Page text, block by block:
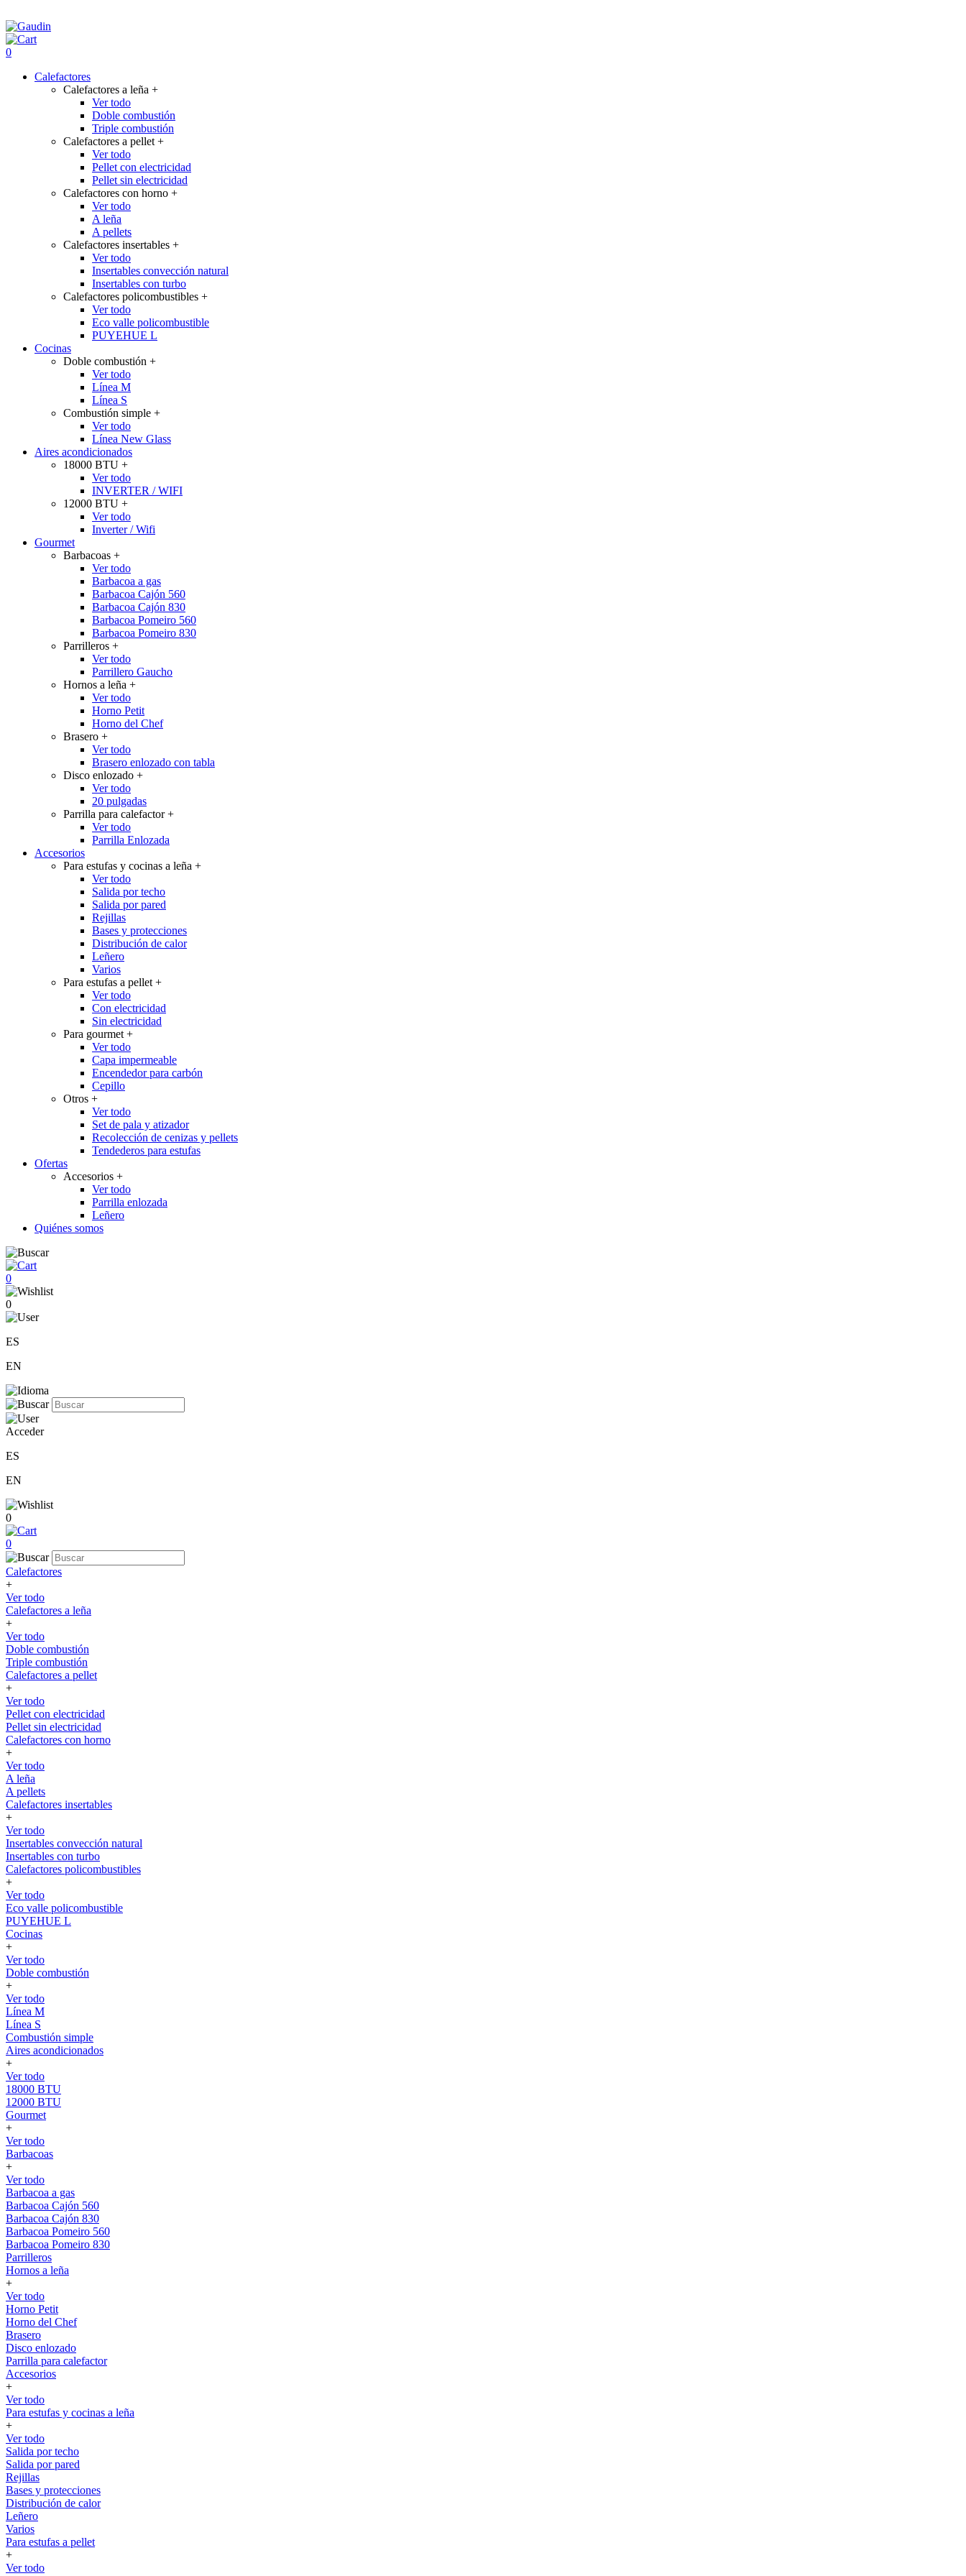
0
Calefactores
Calefactores a leña +
Ver todo
Doble combustión
Triple combustión
Calefactores a pellet +
Ver todo
Pellet con electricidad
Pellet sin electricidad
Calefactores con horno +
Ver todo
A leña
A pellets
Calefactores insertables +
Ver todo
Insertables convección natural
Insertables con turbo
Calefactores policombustibles +
Ver todo
Eco valle policombustible
PUYEHUE L
Cocinas
Doble combustión +
Ver todo
Línea M
Línea S
Combustión simple +
Ver todo
Línea New Glass
Aires acondicionados
18000 BTU +
Ver todo
INVERTER / WIFI
12000 BTU +
Ver todo
Inverter / Wifi
Gourmet
Barbacoas +
Ver todo
Barbacoa a gas
Barbacoa Cajón 560
Barbacoa Cajón 830
Barbacoa Pomeiro 560
Barbacoa Pomeiro 830
Parrilleros +
Ver todo
Parrillero Gaucho
Hornos a leña +
Ver todo
Horno Petit
Horno del Chef
Brasero +
Ver todo
Brasero enlozado con tabla
Disco enlozado +
Ver todo
20 pulgadas
Parrilla para calefactor+
Ver todo
Parrilla Enlozada
Accesorios
Para estufas y cocinas a leña +
Ver todo
Salida por techo
Salida por pared
Rejillas
Bases y protecciones
Distribución de calor
Leñero
Varios
Para estufas a pellet +
Ver todo
Con electricidad
Sin electricidad
Para gourmet +
Ver todo
Capa impermeable
Encendedor para carbón
Cepillo
Otros +
Ver todo
Set de pala y atizador
Recolección de cenizas y pellets
Tendederos para estufas
Ofertas
Accesorios +
Ver todo
Parrilla enlozada
Leñero
Quiénes somos
0
0
ES
EN
Acceder
ES
EN
0
0
Calefactores
+
Ver todo
Calefactores a leña
+
Ver todo
Doble combustión
Triple combustión
Calefactores a pellet
+
Ver todo
Pellet con electricidad
Pellet sin electricidad
Calefactores con horno
+
Ver todo
A leña
A pellets
Calefactores insertables
+
Ver todo
Insertables convección natural
Insertables con turbo
Calefactores policombustibles
+
Ver todo
Eco valle policombustible
PUYEHUE L
Cocinas
+
Ver todo
Doble combustión
+
Ver todo
Línea M
Línea S
Combustión simple
Aires acondicionados
+
Ver todo
18000 BTU
12000 BTU
Gourmet
+
Ver todo
Barbacoas
+
Ver todo
Barbacoa a gas
Barbacoa Cajón 560
Barbacoa Cajón 830
Barbacoa Pomeiro 560
Barbacoa Pomeiro 830
Parrilleros
Hornos a leña
+
Ver todo
Horno Petit
Horno del Chef
Brasero
Disco enlozado
Parrilla para calefactor
Accesorios
+
Ver todo
Para estufas y cocinas a leña
+
Ver todo
Salida por techo
Salida por pared
Rejillas
Bases y protecciones
Distribución de calor
Leñero
Varios
Para estufas a pellet
+
Ver todo